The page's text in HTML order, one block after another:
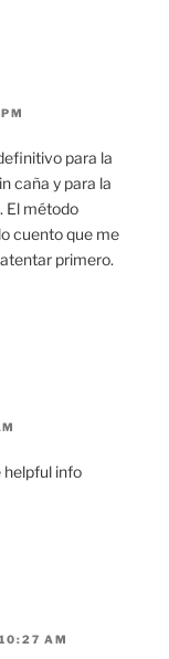
para la
caña y para la
El método
cuento que me
primero.
helpful info
AM